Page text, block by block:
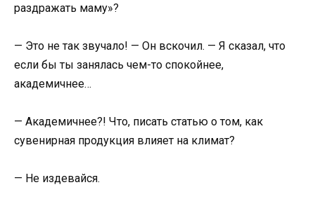
раздражать маму»?
— Это не так звучало! — Он вскочил. — Я сказал, что
если бы ты занялась чем-то спокойнее,
академичнее…
— Академичнее?! Что, писать статью о том, как
сувенирная продукция влияет на климат?
— Не издевайся.